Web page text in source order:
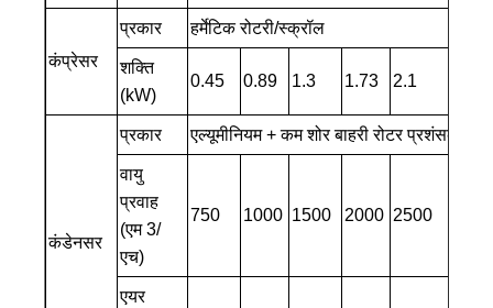
कंप्रेसर
प्रकार हर्मेटिक रोटरी/स्क्रॉल
शक्ति
(kW)
0.45 0.89 1.3 1.73 2.1
कंडेनसर
प्रकार एल्यूमीनियम + कम शोर बाहरी रोटर प्रशंसक
वायु
प्रवाह
(एम 3/
एच)
750 1000 1500 2000 2500
एयर